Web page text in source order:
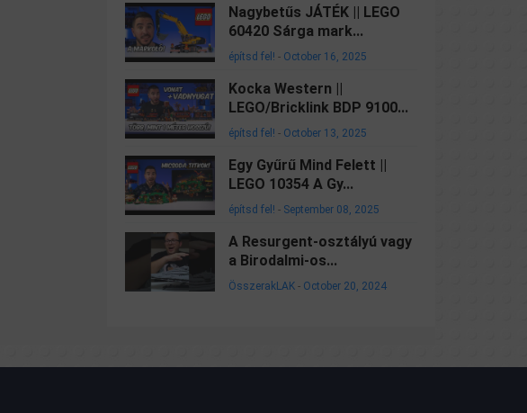
Nagybetűs JÁTÉK || LEGO
60420 Sárga mark...
építsd fel! - October 16, 2025
Kocka Western ||
LEGO/Bricklink BDP 9100...
építsd fel! - October 13, 2025
Egy Gyűrű Mind Felett ||
LEGO 10354 A Gy...
építsd fel! - September 08, 2025
A Resurgent-osztályú vagy
a Birodalmi-os...
ÖsszerakLAK - October 20, 2024